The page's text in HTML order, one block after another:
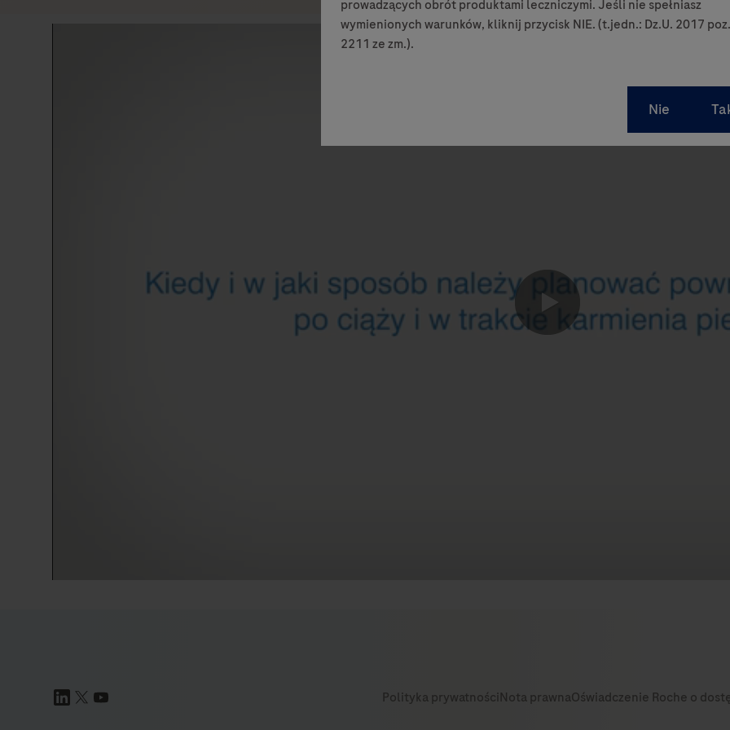
prowadzących obrót produktami leczniczymi. Jeśli nie spełniasz
wymienionych warunków, kliknij przycisk NIE. (t.jedn.: Dz.U. 2017 poz.
2211 ze zm.).